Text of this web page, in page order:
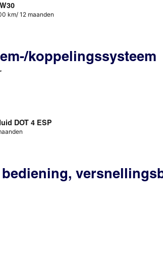
km/ 12 maanden
koppelingssysteem
DOT 4 ESP